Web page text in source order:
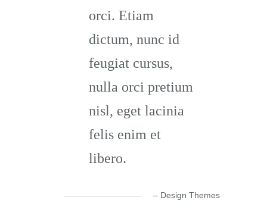
orci. Etiam
dictum, nunc id
feugiat cursus,
nulla orci pretium
nisl, eget lacinia
felis enim et
libero.
– Design Themes